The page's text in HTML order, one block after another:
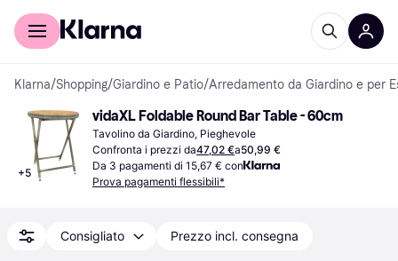
Per il tuo shopping
Klarna/Shopping/Giardino e Patio/Arredamento da Giardino e per
+5
vidaXL Foldable Round Bar Table - 60cm
Tavolino da Giardino, Pieghevole
Confronta i prezzi da47,02 €a50,99 €
Da 3 pagamenti di 15,67 € con
Prova pagamenti flessibili*
Consigliato Prezzo incl. consegna